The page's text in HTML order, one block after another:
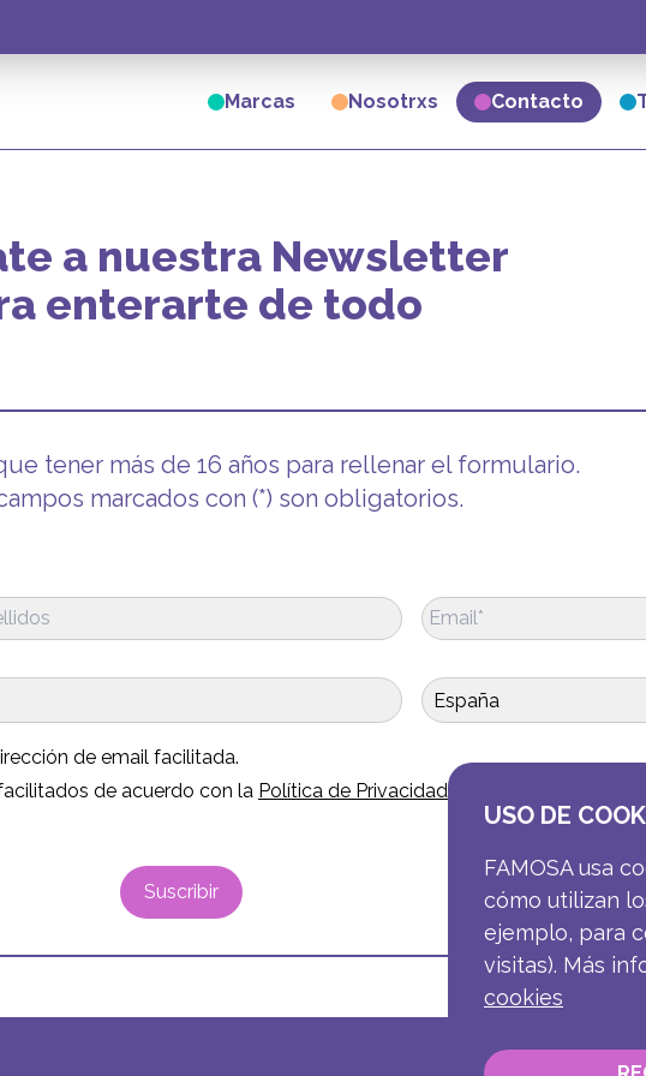
Marcas Nosotrxs Contacto
a nuestra Newsletter
enterarte de todo
tener más de 16 años para rellenar el formulario.
marcados con (*) son obligatorios.
de email facilitada.
de acuerdo con la Política de Privacidad.
Suscribir
USO DE
FAMOSA usa
cómo utilizan
ejemplo, para
visitas). Más
cookies